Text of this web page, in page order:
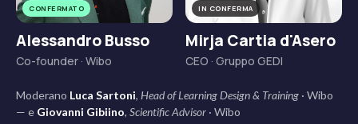
CONFERMATO
Alessandro Busso
Co-founder · Wibo
IN CONFERMA
Mirja Cartia d'Asero
CEO · Gruppo GEDI
Moderano Luca Sartoni, Head of Learning Design & Training · Wibo
— e Giovanni Gibiino, Scientific Advisor · Wibo